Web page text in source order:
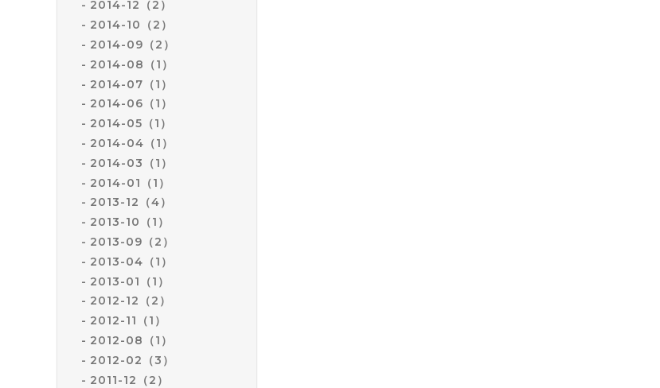
2014-12（2）
2014-10（2）
2014-09（2）
2014-08（1）
2014-07（1）
2014-06（1）
2014-05（1）
2014-04（1）
2014-03（1）
2014-01（1）
2013-12（4）
2013-10（1）
2013-09（2）
2013-04（1）
2013-01（1）
2012-12（2）
2012-11（1）
2012-08（1）
2012-02（3）
2011-12（2）